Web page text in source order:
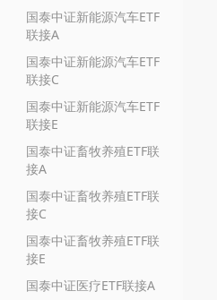
国泰中证新能源汽车ETF
联接A
国泰中证新能源汽车ETF
联接C
国泰中证新能源汽车ETF
联接E
国泰中证畜牧养殖ETF联
接A
国泰中证畜牧养殖ETF联
接C
国泰中证畜牧养殖ETF联
接E
国泰中证医疗ETF联接A